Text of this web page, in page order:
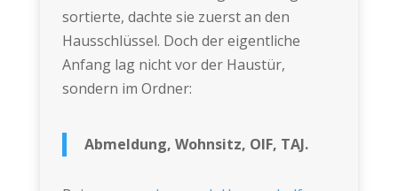
sortierte, dachte sie zuerst an den
Hausschlüssel. Doch der eigentliche
Anfang lag nicht vor der Haustür,
sondern im Ordner:
Abmeldung, Wohnsitz, OIF, TAJ.